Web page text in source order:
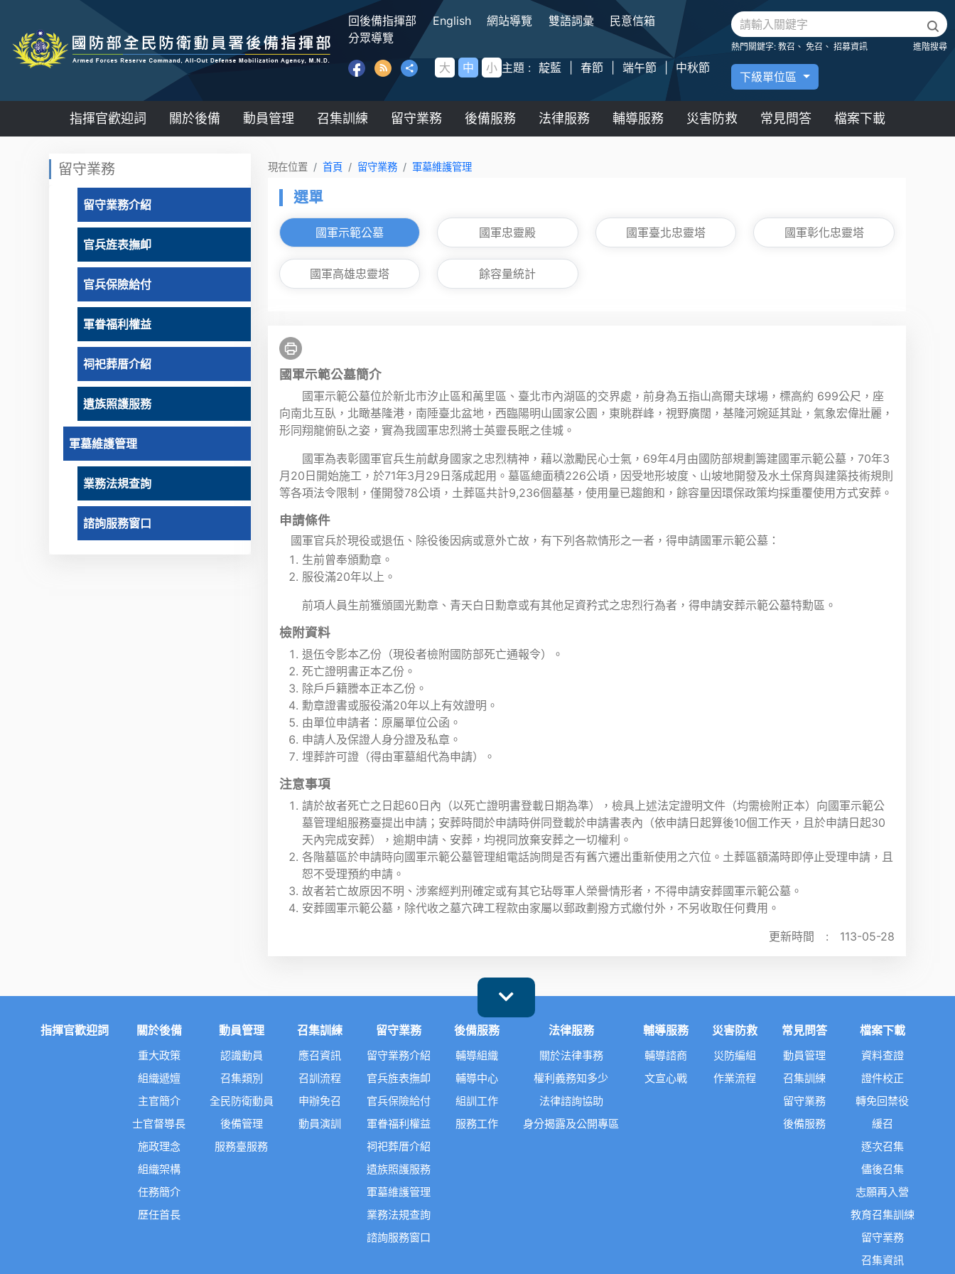
後備指揮部
:::
回後備指揮部 English 網站導覽 雙語詞彙
民意信箱
分眾導覽
大 中 小 主題 : 靛藍 春節 端午節 中秋節
熱門關鍵字: 教召、 免召、 招募資訊 進階搜尋
下級單位區
指揮官歡迎詞 關於後備 動員管理 召集訓練 留守業務 後備服務 法律服務 輔導服務 災害防救 常見問答 檔案下載
留守業務
留守業務介紹
官兵旌表撫卹
官兵保險給付
軍眷福利權益
祠祀葬厝介紹
遺族照護服務
軍墓維護管理
業務法規查詢
諮詢服務窗口
現在位置 首頁 留守業務 軍墓維護管理
選單
國軍示範公墓 國軍忠靈殿 國軍臺北忠靈塔 國軍彰化忠靈塔
國軍高雄忠靈塔 餘容量統計
國軍示範公墓簡介
國軍示範公墓位於新北市汐止區和萬里區、臺北市內湖區的交界處，前身為五指山高爾夫球場，標高約 699公尺，座
向南北互臥，北瞰基隆港，南陲臺北盆地，西臨陽明山國家公園，東眺群峰，視野廣闊，基隆河婉延其趾，氣象宏偉壯麗，
形同翔龍俯臥之姿，實為我國軍忠烈將士英靈長眠之佳城。
國軍為表彰國軍官兵生前獻身國家之忠烈精神，藉以激勵民心士氣，69年4月由國防部規劃籌建國軍示範公墓，70年3
月20日開始施工，於71年3月29日落成起用。墓區總面積226公頃，因受地形坡度、山坡地開發及水土保育與建築技術規則
等各項法令限制，僅開發78公頃，土葬區共計9,236個墓基，使用量已趨飽和，餘容量因環保政策均採重覆使用方式安葬。
申請條件
國軍官兵於現役或退伍、除役後因病或意外亡故，有下列各款情形之一者，得申請國軍示範公墓：
生前曾奉頒勳章。
服役滿20年以上。
前項人員生前獲頒國光勳章、青天白日勳章或有其他足資矜式之忠烈行為者，得申請安葬示範公墓特勳區。
檢附資料
退伍令影本乙份（現役者檢附國防部死亡通報令）。
死亡證明書正本乙份。
除戶戶籍謄本正本乙份。
勳章證書或服役滿20年以上有效證明。
由單位申請者：原屬單位公函。
申請人及保證人身分證及私章。
埋葬許可證（得由軍墓組代為申請）。
注意事項
請於故者死亡之日起60日內（以死亡證明書登載日期為準），檢具上述法定證明文件（均需檢附正本）向國軍示範公
墓管理組服務臺提出申請；安葬時間於申請時併同登載於申請書表內（依申請日起算後10個工作天，且於申請日起30
天內完成安葬），逾期申請、安葬，均視同放棄安葬之一切權利。
各階墓區於申請時向國軍示範公墓管理組電話詢問是否有舊穴遷出重新使用之穴位。土葬區額滿時即停止受理申請，且
恕不受理預約申請。
故者若亡故原因不明、涉案經判刑確定或有其它玷辱軍人榮譽情形者，不得申請安葬國軍示範公墓。
安葬國軍示範公墓，除代收之墓穴碑工程款由家屬以郵政劃撥方式繳付外，不另收取任何費用。
更新時間 : 113-05-28
指揮官歡迎詞 關於後備
重大政策
組織遞嬗
主官簡介
士官督導長
施政理念
組織架構
任務簡介
歷任首長
動員管理
認識動員
召集類別
全民防衛動員
後備管理
服務臺服務
召集訓練
應召資訊
召訓流程
申辦免召
動員演訓
留守業務
留守業務介紹
官兵旌表撫卹
官兵保險給付
軍眷福利權益
祠祀葬厝介紹
遺族照護服務
軍墓維護管理
業務法規查詢
諮詢服務窗口
後備服務
輔導組織
輔導中心
組訓工作
服務工作
法律服務
關於法律事務
權利義務知多少
法律諮詢協助
身分揭露及公開專區
輔導服務
輔導諮商
文宣心戰
災害防救
災防編組
作業流程
常見問答
動員管理
召集訓練
留守業務
後備服務
檔案下載
資料查證
證件校正
轉免回禁役
緩召
逐次召集
儘後召集
志願再入營
教育召集訓練
留守業務
召集資訊